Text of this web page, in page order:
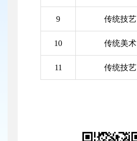
9 传统技艺
10 传统美术
11 传统技艺